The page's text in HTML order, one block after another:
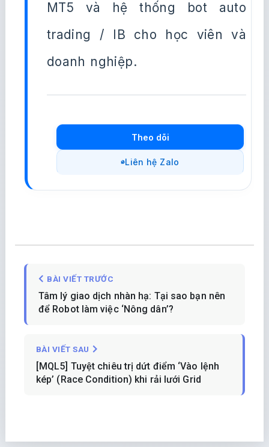
MT5 và hệ thống bot auto
trading / IB cho học viên và
doanh nghiệp.
Theo dõi
Liên hệ Zalo
BÀI VIẾT TRƯỚC
Tâm lý giao dịch nhàn hạ: Tại sao bạn nên
để Robot làm việc ‘Nông dân’?
BÀI VIẾT SAU
[MQL5] Tuyệt chiêu trị dứt điểm ‘Vào lệnh
kép’ (Race Condition) khi rải lưới Grid